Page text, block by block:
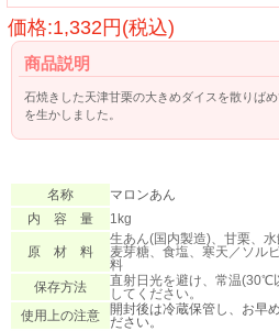
価格:1,332円(税込)
商品説明
石焼きした天津甘栗の大きめダイスを散りば
を生かしました。
名称
マロンあん
内 容 量
1kg
原 材 料
生あん(国内製造)、甘栗、水
麦芽糖、食塩、寒天／ソル
料
保存方法
直射日光を避け、常温(30℃
してください。
使用上の注意
開封後は冷蔵保管し、お早
ださい。